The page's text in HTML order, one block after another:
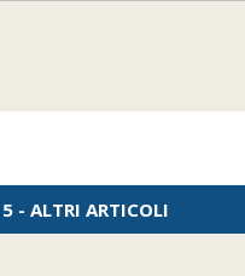
- ALTRI ARTICOLI